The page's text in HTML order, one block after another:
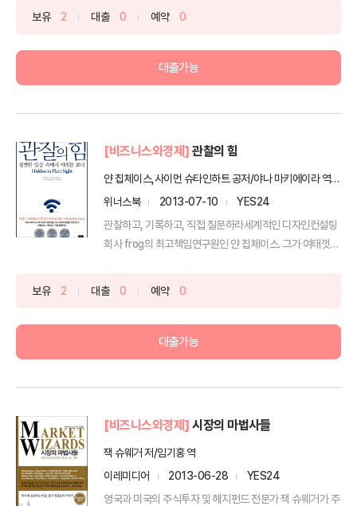
보유 2 대출 0 예약 0
대출가능
[비즈니스와경제] 관찰의 힘
얀 칩체이스,사이먼 슈타인하트 공저/야나 마키에이라 역/이주형 감수
위너스북
2013-07-10
YES24
관찰하고, 기록하고, 직접 질문하라세계적인 디자인컨설팅
회사 frog의 최고책임연구원인 얀 칩체이스. 그가 여태껏
보유 2 대출 0 예약 0
대출가능
[비즈니스와경제] 시장의 마법사들
잭 슈웨거 저/임기홍 역
이레미디어
2013-06-28
YES24
영국과 미국의 주식투자 및 헤지펀드 전문가 잭 슈웨거가 주